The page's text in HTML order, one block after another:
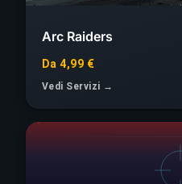
Arc Raiders
Da 4,99 €
Vedi Servizi →